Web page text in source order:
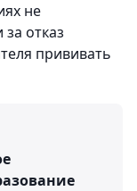
не
отказ
прививать